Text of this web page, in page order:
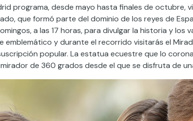
programa, desde mayo hasta finales de octubre,
que formó parte del dominio de los reyes de
a las 17 horas, para divulgar la historia y los
y durante el recorrido visitarás el
popular. La estatua ecuestre que lo
de 360 grados desde el que se disfruta de